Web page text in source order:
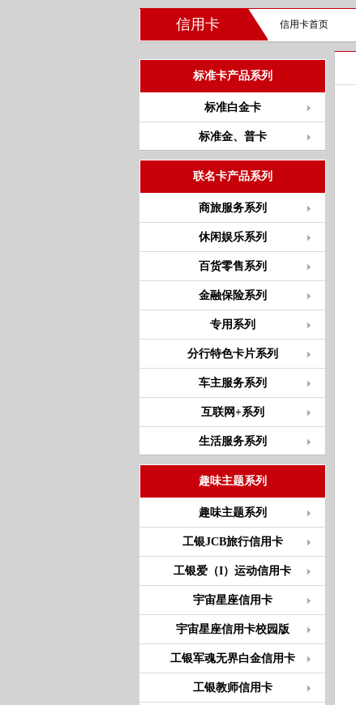
信用卡 信用卡首页
标准卡产品系列
标准白金卡
标准金、普卡
联名卡产品系列
商旅服务系列
休闲娱乐系列
百货零售系列
金融保险系列
专用系列
分行特色卡片系列
车主服务系列
互联网+系列
生活服务系列
趣味主题系列
趣味主题系列
工银JCB旅行信用卡
工银爱（I）运动信用卡
宇宙星座信用卡
宇宙星座信用卡校园版
工银军魂无界白金信用卡
工银教师信用卡